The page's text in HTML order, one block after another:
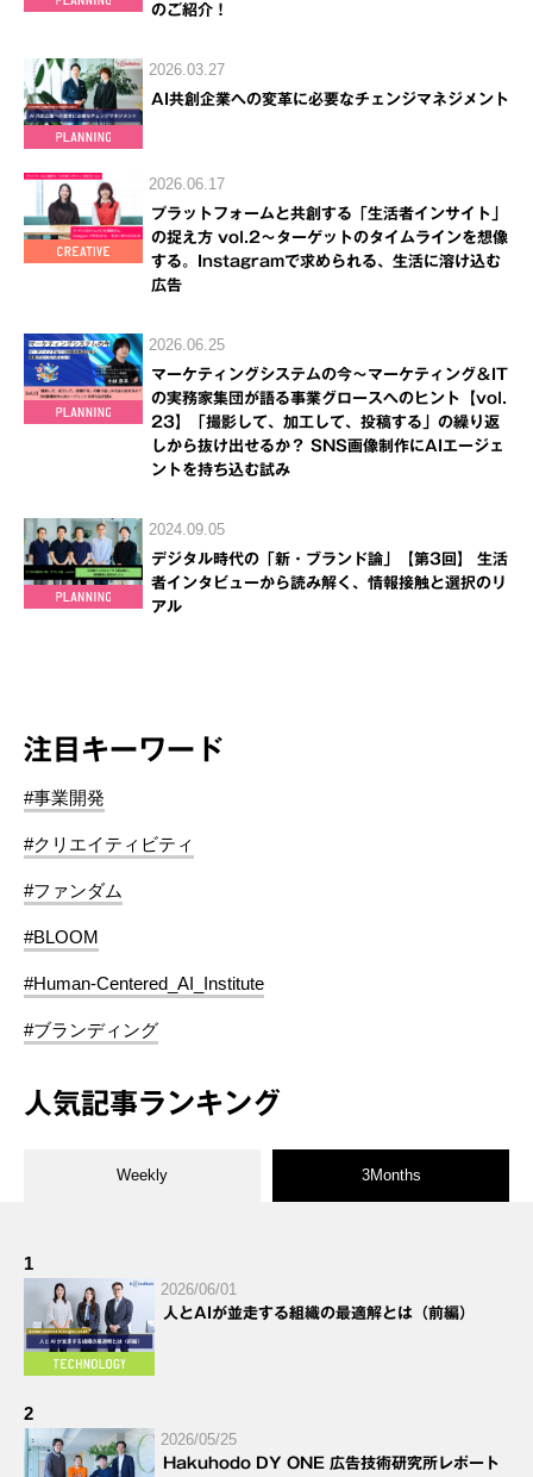
のご紹介！
2026.03.27
AI共創企業への変革に必要なチェンジマネジメント
2026.06.17
プラットフォームと共創する「生活者インサイト」
の捉え方 vol.2～ターゲットのタイムラインを想像
する。Instagramで求められる、生活に溶け込む
広告
2026.06.25
マーケティングシステムの今～マーケティング＆IT
の実務家集団が語る事業グロースへのヒント【vol.
23】「撮影して、加工して、投稿する」の繰り返
しから抜け出せるか？ SNS画像制作にAIエージェ
ントを持ち込む試み
2024.09.05
デジタル時代の「新・ブランド論」【第3回】 生活
者インタビューから読み解く、情報接触と選択のリ
アル
注目キーワード
#事業開発
#クリエイティビティ
#ファンダム
#BLOOM
#Human-Centered_AI_Institute
#ブランディング
人気記事ランキング
Weekly 3Months
1
2026/06/01
人とAIが並走する組織の最適解とは（前編）
2
2026/05/25
Hakuhodo DY ONE 広告技術研究所レポート